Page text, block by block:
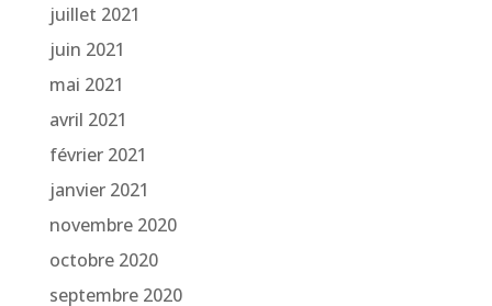
juillet 2021
juin 2021
mai 2021
avril 2021
février 2021
janvier 2021
novembre 2020
octobre 2020
septembre 2020